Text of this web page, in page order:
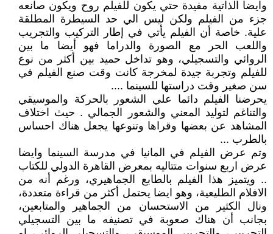
وايضا الذاتية مفيدة حتي يكون للفيلم روح ويكون صانعه
جزء من الفيلم ولكن ليس الي حد السيطرة المطلقة
علية. خاصة أن الفيلم يأتي في إطار التركيب والتجريب
واللعب الحر مع الصورة والدراما فهو أيضا ما بين
الروائي والتسجيلي، وهو تداخل حميد بين أكثر من نوع
للفيلم وتجربة جيدة لمخرجة كانت وقت صنع الفيلم في
سن صغير وقت دراستها للسينما ....
يحرضنا الفيلم دائما علي الشعور بالحركة والموسيقي
والتناغم لتوليد المعني والشعور الجمالي . حيث اختلاف
المشاهد عن بعضها وقراها وتنوعها يجعل هناك احساس
بالطرب ...
وتم عرض الفيلم في المانيا في مدرسة السينما وايضا
عرض اربع سنوات متتاليه بمعرض القاهرة الدولي للكتاب
.. ويتميز هذا الفيلم بالطابع الجماهيري، ورغم أنه من
الافلام الطليعية، وهو ايضا يحتمل أكثر من قراءة متعددة،
ونال الكثير من الاستحسان من الجماهير والمتابعين،
بجانب أن هناك صعوبة في تصنيفه ما بين التسجيلي